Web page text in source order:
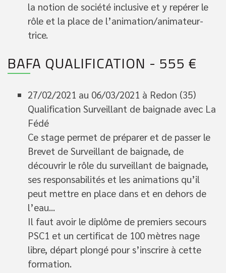
la notion de société inclusive et y repérer le
rôle et la place de l’animation/animateur-
trice.
BAFA QUALIFICATION - 555 €
27/02/2021 au 06/03/2021 à Redon (35)
Qualification Surveillant de baignade avec La
Fédé
Ce stage permet de préparer et de passer le
Brevet de Surveillant de baignade, de
découvrir le rôle du surveillant de baignade,
ses responsabilités et les animations qu’il
peut mettre en place dans et en dehors de
l’eau...
Il faut avoir le diplôme de premiers secours
PSC1 et un certificat de 100 mètres nage
libre, départ plongé pour s’inscrire à cette
formation.